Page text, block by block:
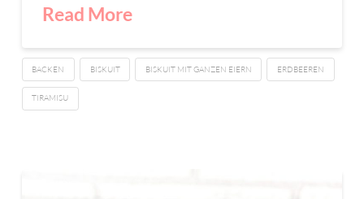
Read More
BACKEN BISKUIT BISKUIT MIT GANZEN EIERN ERDBEEREN
TIRAMISU